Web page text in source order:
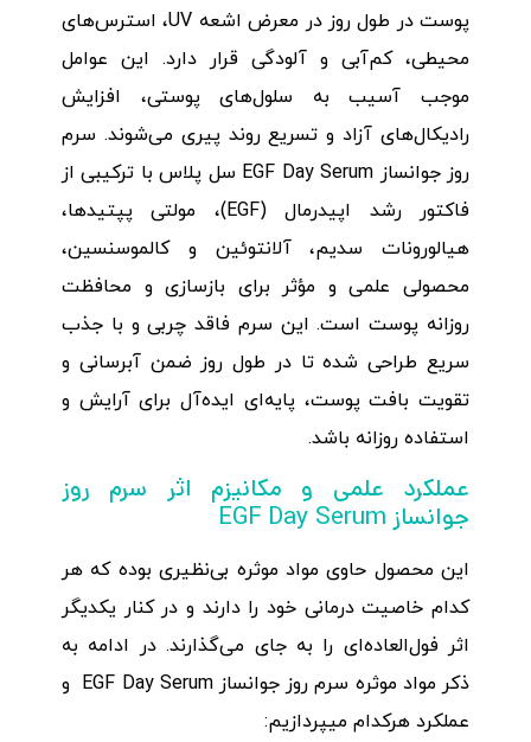
پوست در طول روز در معرض اشعه UV، استرس‌های
محیطی، کم‌آبی و آلودگی قرار دارد. این عوامل
موجب آسیب به سلول‌های پوستی، افزایش
رادیکال‌های آزاد و تسریع روند پیری می‌شوند. سرم
روز جوانساز EGF Day Serum سل پلاس با ترکیبی از
فاکتور رشد اپیدرمال (EGF)، مولتی پپتیدها،
هیالورونات سدیم، آلانتوئین و کالموسنسین،
محصولی علمی و مؤثر برای بازسازی و محافظت
روزانه پوست است. این سرم فاقد چربی و با جذب
سریع طراحی شده تا در طول روز ضمن آبرسانی و
تقویت بافت پوست، پایه‌ای ایده‌آل برای آرایش و
استفاده روزانه باشد.
عملکرد علمی و مکانیزم اثر سرم روز
جوانساز EGF Day Serum
این محصول حاوی مواد موثره بی‌نظیری بوده که هر
کدام خاصیت درمانی خود را دارند و در کنار یکدیگر
اثر فول‌العاده‌ای را به جای می‌گذارند. در ادامه به
ذکر مواد موثره سرم روز جوانساز EGF Day Serum و
عملکرد هرکدام میپردازیم: